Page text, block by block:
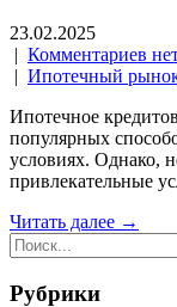
23.02.2025
| Комментариев
| Ипотечный
Ипотечное
популярных
условиях. Однако,
привлекательные
Читать далее →
Рубрики